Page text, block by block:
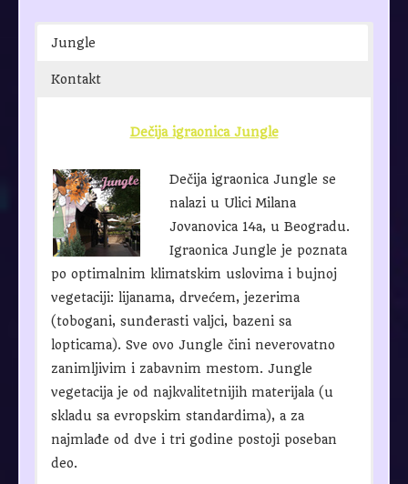
Jungle
Kontakt
Dečija igraonica Jungle
Dečija igraonica Jungle se
nalazi u Ulici Milana
Jovanovica 14a, u Beogradu.
Igraonica Jungle je poznata
po optimalnim klimatskim uslovima i bujnoj
vegetaciji: lijanama, drvećem, jezerima
(tobogani, sunđerasti valjci, bazeni sa
lopticama). Sve ovo Jungle čini neverovatno
zanimljivim i zabavnim mestom. Jungle
vegetacija je od najkvalitetnijih materijala (u
skladu sa evropskim standardima), a za
najmlađe od dve i tri godine postoji poseban
deo.